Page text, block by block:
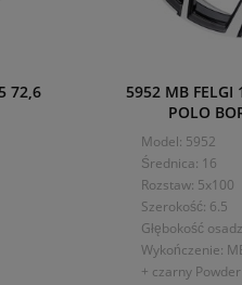
72,6
5952 MB FELGI
POLO
Model: 5952
Średnica: 16
Rozstaw: 5x100
Szerokość: 6.5
Głębokość
Wykończenie:
+ czarny